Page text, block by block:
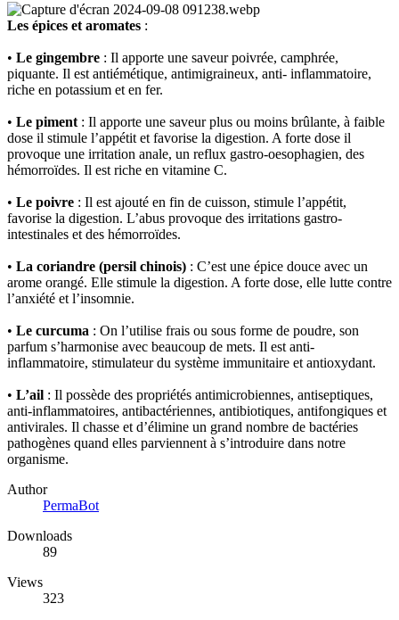
Les épices et aromates :
• Le gingembre : Il apporte une saveur poivrée, camphrée,
piquante. Il est antiémétique, antimigraineux, anti- inflammatoire,
riche en potassium et en fer.
• Le piment : Il apporte une saveur plus ou moins brûlante, à faible
dose il stimule l’appétit et favorise la digestion. A forte dose il
provoque une irritation anale, un reflux gastro-oesophagien, des
hémorroïdes. Il est riche en vitamine C.
• Le poivre : Il est ajouté en fin de cuisson, stimule l’appétit,
favorise la digestion. L’abus provoque des irritations gastro-
intestinales et des hémorroïdes.
• La coriandre (persil chinois) : C’est une épice douce avec un
arome orangé. Elle stimule la digestion. A forte dose, elle lutte contre
l’anxiété et l’insomnie.
• Le curcuma : On l’utilise frais ou sous forme de poudre, son
parfum s’harmonise avec beaucoup de mets. Il est anti-
inflammatoire, stimulateur du système immunitaire et antioxydant.
• L’ail : Il possède des propriétés antimicrobiennes, antiseptiques,
anti-inflammatoires, antibactériennes, antibiotiques, antifongiques et
antivirales. Il chasse et d’élimine un grand nombre de bactéries
pathogènes quand elles parviennent à s’introduire dans notre
organisme.
Author
PermaBot
Downloads
89
Views
323